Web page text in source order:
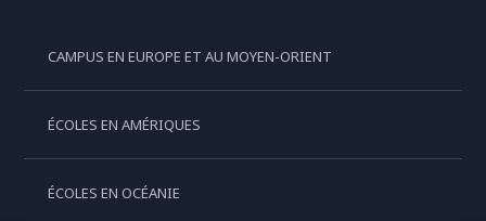
CAMPUS EN EUROPE ET AU MOYEN-ORIENT
ÉCOLES EN AMÉRIQUES
ÉCOLES EN OCÉANIE